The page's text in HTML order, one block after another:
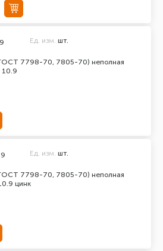
7798-70, 7805-70) неполная
10.9
Ед. изм. шт.
7798-70, 7805-70) неполная
цинк
Ед. изм. шт.